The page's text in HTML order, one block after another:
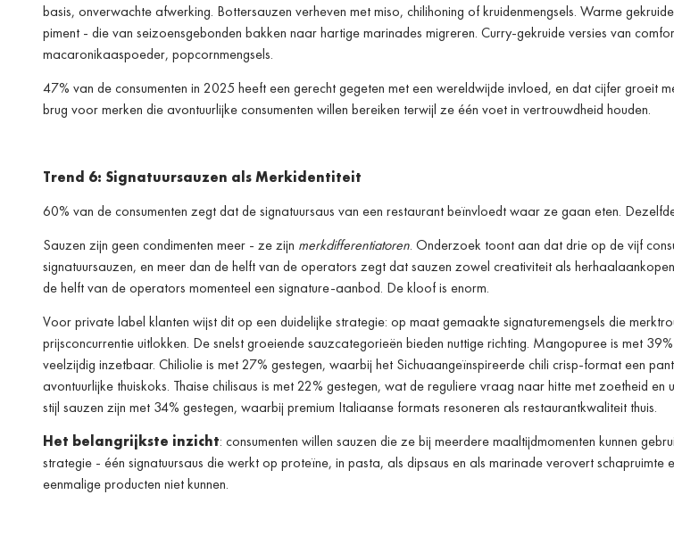
basis, onverwachte afwerking. Bottersauzen verheven met miso, chilihoning of kruidenmengsels. Warme
piment - die van seizoensgebonden bakken naar hartige marinades migreren. Curry-gekruide versies van
macaroni­kaaspoeder, popcornmengsels.
47% van de consumenten in 2025 heeft een gerecht gegeten met een wereldwijde invloed, en dat cijfer groeit
brug voor merken die avontuurlijke consumenten willen bereiken terwijl ze één voet in vertrouwdheid houden.
Trend 6: Signatuursauzen als Merkidentiteit
60% van de consumenten zegt dat de signatuursaus van een restaurant beïnvloedt waar ze gaan eten.
Sauzen zijn geen condimenten meer - ze zijn merkdifferentiatoren. Onderzoek toont aan dat drie op de vijf
signatuursauzen, en meer dan de helft van de operators zegt dat sauzen zowel creativiteit als
de helft van de operators momenteel een signature-aanbod. De kloof is enorm.
Voor private label klanten wijst dit op een duidelijke strategie: op maat gemaakte signature­mengsels die
prijsconcurrentie uitlokken. De snelst groeiende sauzcategorieën bieden nuttige richting. Mangopuree is met
veelzijdig inzetbaar. Chiliolie is met 27% gestegen, waarbij het Sichuaang­eïnspireerde chili crisp-format een
avontuurlijke thuiskoks. Thaise chilisaus is met 22% gestegen, wat de reguliere vraag naar hitte met zoetheid
stijl sauzen zijn met 34% gestegen, waarbij premium Italiaanse formats resoneren als restaurantkwaliteit thuis.
Het belangrijkste inzicht: consumenten willen sauzen die ze bij meerdere maaltijdmomenten kunnen
strategie - één signatuursaus die werkt op proteïne, in pasta, als dipsaus en als marinade verovert schapruimte
eenmalige producten niet kunnen.